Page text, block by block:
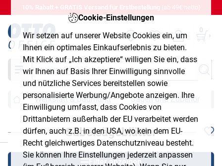
Cookie-Einstellungen
Wir setzen auf unserer Website Cookies ein, um
Ihnen ein optimales Einkaufserlebnis zu bieten.
Mit Klick auf „Ich akzeptiere“ willigen Sie ein, dass
wir Ihnen auf Basis Ihrer Einwilligung sinnvolle
und nützliche Services bereitstellen sowie
personalisierte Werbung/Angebote anzeigen. Ihre
Einwilligung umfasst, dass Cookies von
Drittanbietern außerhalb der EU verarbeitet werden
dürfen, auch z.B. in den USA, wo kein dem EU-
Recht gleichwertiges Datenschutzniveau besteht.
Sie können Ihre Einstellungen jederzeit anpassen
10% Rabatt + GRATIS Versand für Erstbestellung (ab 49€ netto)
0
Suche
Werkstatt & Baumarkt Sägen und Zubehör
Säbelsägeblätter
Filter anzeigen